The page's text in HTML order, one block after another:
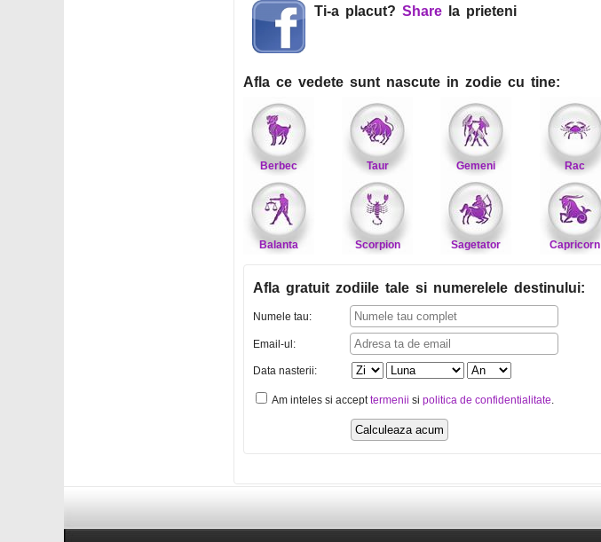
Ti-a placut? Share la prieteni
Afla ce vedete sunt nascute in zodie cu tine:
Berbec Taur Gemeni Rac
Balanta Scorpion Sagetator Capricorn
Afla gratuit zodiile tale si numerelele destinului:
Numele tau:
Email-ul:
Data nasterii:
Am inteles si accepttermenii si politica de confidentialitate.